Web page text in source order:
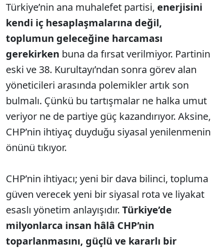
Türkiye’nin ana muhalefet partisi, enerjisini
kendi iç hesaplaşmalarına değil,
toplumun geleceğine harcaması
gerekirken buna da fırsat verilmiyor. Partinin
eski ve 38. Kurultayı’ndan sonra görev alan
yöneticileri arasında polemikler artık son
bulmalı. Çünkü bu tartışmalar ne halka umut
veriyor ne de partiye güç kazandırıyor. Aksine,
CHP’nin ihtiyaç duyduğu siyasal yenilenmenin
önünü tıkıyor.
CHP’nin ihtiyacı; yeni bir dava bilinci, topluma
güven verecek yeni bir siyasal rota ve liyakat
esaslı yönetim anlayışıdır. Türkiye’de
milyonlarca insan hâlâ CHP’nin
toparlanmasını, güçlü ve kararlı bir